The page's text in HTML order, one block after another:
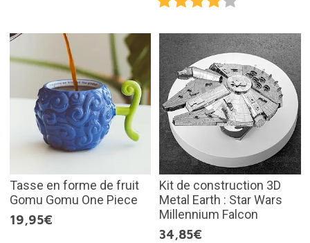
Tasse en forme de fruit
Gomu Gomu One Piece
19,95€
Kit de construction 3D
Metal Earth : Star Wars
Millennium Falcon
34,85€